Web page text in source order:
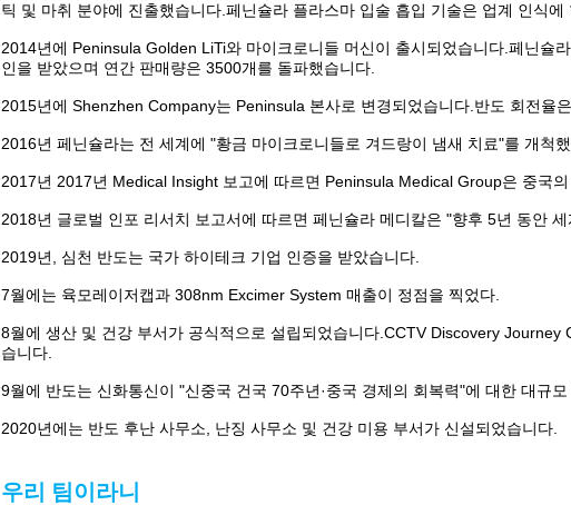
틱 및 마취 분야에 진출했습니다.페닌슐라 플라스마 입술 흡입 기술은 업계 인식
2014년에 Peninsula Golden LiTi와 마이크로니들 머신이 출시되었습니다.페닌슐
인을 받았으며 연간 판매량은 3500개를 돌파했습니다.
2015년에 Shenzhen Company는 Peninsula 본사로 변경되었습니다.반도 회전율
2016년 페닌슐라는 전 세계에 "황금 마이크로니들로 겨드랑이 냄새 치료"를 개척했
2017년 2017년 Medical Insight 보고에 따르면 Peninsula Medical Group은 중국
2018년 글로벌 인포 리서치 보고서에 따르면 페닌슐라 메디칼은 "향후 5년 동안
2019년, 심천 반도는 국가 하이테크 기업 인증을 받았습니다.
7월에는 육모레이저캡과 308nm Excimer System 매출이 정점을 찍었다.
8월에 생산 및 건강 부서가 공식적으로 설립되었습니다.CCTV Discovery
습니다.
9월에 반도는 신화통신이 "신중국 건국 70주년·중국 경제의 회복력"에 대한 대규
2020년에는 반도 후난 사무소, 난징 사무소 및 건강 미용 부서가 신설되었습니다.
우리 팀이라니